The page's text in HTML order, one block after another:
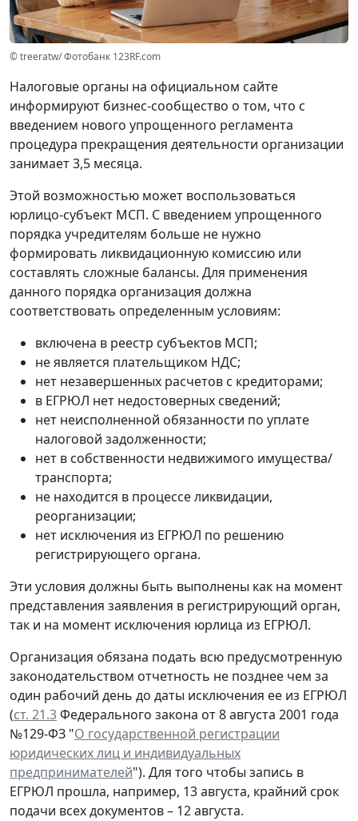
© treeratw/ Фотобанк 123RF.com
Налоговые органы на официальном сайте
информируют бизнес-сообщество о том, что с
введением нового упрощенного регламента
процедура прекращения деятельности организации
занимает 3,5 месяца.
Этой возможностью может воспользоваться
юрлицо-субъект МСП. С введением упрощенного
порядка учредителям больше не нужно
формировать ликвидационную комиссию или
составлять сложные балансы. Для применения
данного порядка организация должна
соответствовать определенным условиям:
включена в реестр субъектов МСП;
не является плательщиком НДС;
нет незавершенных расчетов с кредиторами;
в ЕГРЮЛ нет недостоверных сведений;
нет неисполненной обязанности по уплате
налоговой задолженности;
нет в собственности недвижимого имущества/
транспорта;
не находится в процессе ликвидации,
реорганизации;
нет исключения из ЕГРЮЛ по решению
регистрирующего органа.
Эти условия должны быть выполнены как на момент
представления заявления в регистрирующий орган,
так и на момент исключения юрлица из ЕГРЮЛ.
Организация обязана подать всю предусмотренную
законодательством отчетность не позднее чем за
один рабочий день до даты исключения ее из ЕГРЮЛ
(ст. 21.3Федерального закона от 8 августа 2001 года
№129-ФЗ "О государственной регистрации
юридических лиц и индивидуальных
предпринимателей"). Для того чтобы запись в
ЕГРЮЛ прошла, например, 13 августа, крайний срок
подачи всех документов – 12 августа.